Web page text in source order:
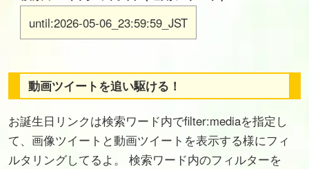
until:2026-05-06_23:59:59_JST
動画ツイートを追い駆ける！
お誕生日リンクは検索ワード内でfilter:mediaを指定し
て、画像ツイートと動画ツイートを表示する様にフィ
ルタリングしてるよ。 検索ワード内のフィルターを